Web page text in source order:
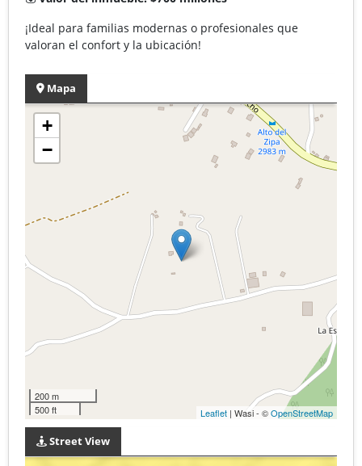
¡Ideal para familias modernas o profesionales que
valoran el confort y la ubicación!
Mapa
+
−
200 m
500 ft
Leaflet | Wasi - ©OpenStreetMap
Street View